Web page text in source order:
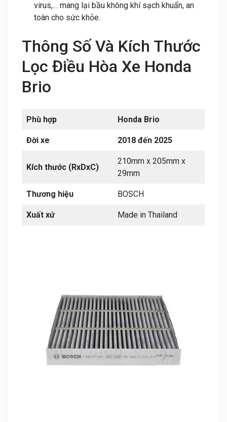
virus,… mang lại bầu không khí sạch khuẩn, an
toàn cho sức khỏe.
Thông Số Và Kích Thước
Lọc Điều Hòa Xe Honda
Brio
Phù hợp Honda Brio
Đời xe 2018 đến 2025
Kích thước (RxDxC)
210mm x 205mm x
29mm
Thương hiệu BOSCH
Xuất xứ Made in Thailand